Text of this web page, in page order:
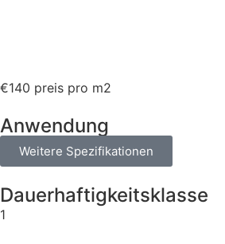
€140 preis pro m2
Anwendung
Weitere Spezifikationen
Dauerhaftigkeitsklasse
1